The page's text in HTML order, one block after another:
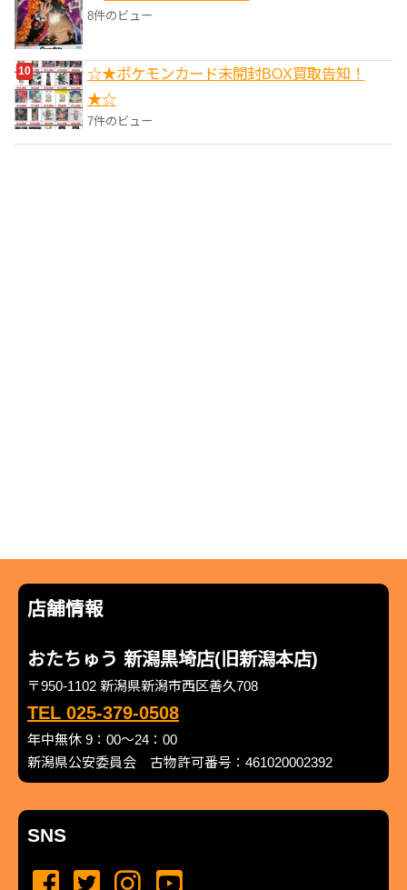
8件のビュー
☆★ポケモンカード未開封BOX買取告知！
★☆
7件のビュー
店舗情報
おたちゅう 新潟黒埼店(旧新潟本店)
〒950-1102 新潟県新潟市西区善久708
TEL 025-379-0508
年中無休 9：00～24：00
新潟県公安委員会 古物許可番号：461020002392
SNS